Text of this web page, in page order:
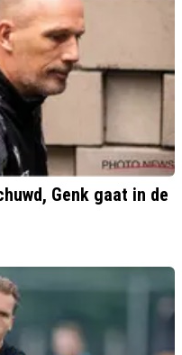
Genk gaat in de